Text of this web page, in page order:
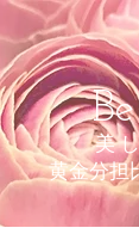
美
黄金分担